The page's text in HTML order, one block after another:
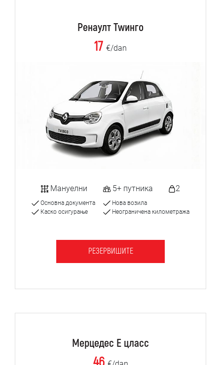
Ренаулт Тwинго
17 €/dan
Мануелни 5+ путника 2
Основна документа
Каско осигурање
Нова возила
Неограничена километража
РЕЗЕРВИШИТЕ
Мерцедес Е цласс